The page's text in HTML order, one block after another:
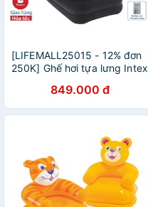
[LIFEMALL25015 - 12% đơn
250K] Ghế hơi tựa lưng Intex
849.000 đ